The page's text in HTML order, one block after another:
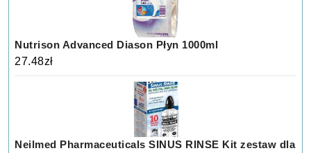
Nutrison Advanced Diason Płyn 1000ml
27.48zł
Neilmed Pharmaceuticals SINUS RINSE Kit zestaw dla